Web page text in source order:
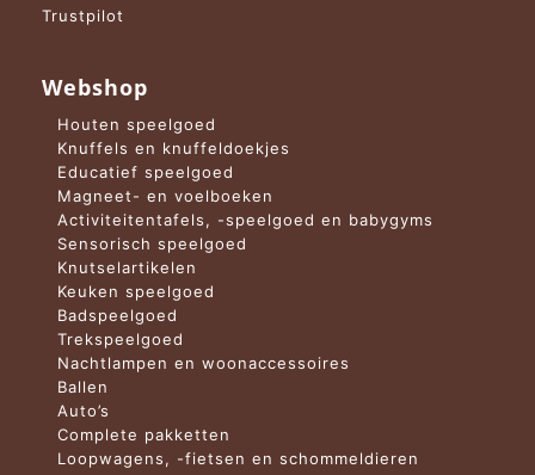
Trustpilot
Webshop
Houten speelgoed
Knuffels en knuffeldoekjes
Educatief speelgoed
Magneet- en voelboeken
Activiteitentafels, -speelgoed en babygyms
Sensorisch speelgoed
Knutselartikelen
Keuken speelgoed
Badspeelgoed
Trekspeelgoed
Nachtlampen en woonaccessoires
Ballen
Auto’s
Complete pakketten
Loopwagens, -fietsen en schommeldieren